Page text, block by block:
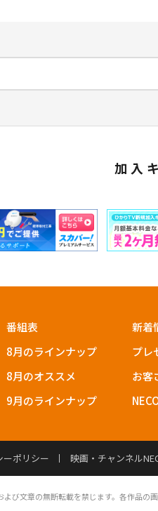
加入
番組表
8月のラインナップ
8月のオススメ
9月のラインナップ
新着
プレ
お客
ーポリシー 映画・チャンネル
び文章の無断転載を禁じます。各作品